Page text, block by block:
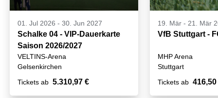
01. Jul 2026 - 30. Jun 2027
Schalke 04 - VIP-Dauerkarte
Saison 2026/2027
VELTINS-Arena
Gelsenkirchen
Tickets ab 5.310,97 €
19. Mär - 21. Mär
VfB Stuttgart -
MHP Arena
Stuttgart
Tickets ab 416,50